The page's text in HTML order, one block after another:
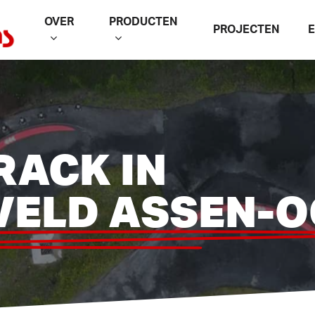
OVER PRODUCTEN
PROJECTEN
IN
ASSEN-